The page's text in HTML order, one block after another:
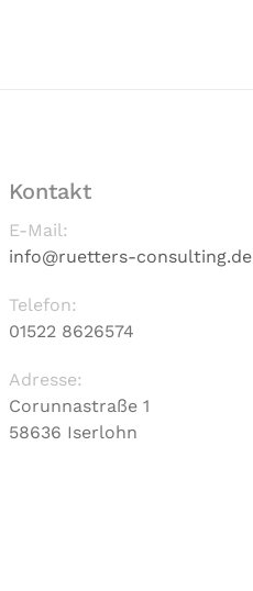
Kontakt
E-Mail:
info@ruetters-consulting.de
Telefon:
01522 8626574
Adresse:
Corunnastraße 1
58636 Iserlohn